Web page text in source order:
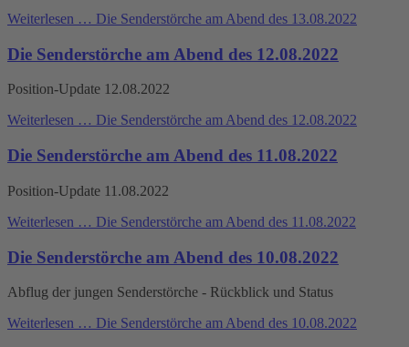
Weiterlesen … Die Senderstörche am Abend des 13.08.2022
Die Senderstörche am Abend des 12.08.2022
Position-Update 12.08.2022
Weiterlesen … Die Senderstörche am Abend des 12.08.2022
Die Senderstörche am Abend des 11.08.2022
Position-Update 11.08.2022
Weiterlesen … Die Senderstörche am Abend des 11.08.2022
Die Senderstörche am Abend des 10.08.2022
Abflug der jungen Senderstörche - Rückblick und Status
Weiterlesen … Die Senderstörche am Abend des 10.08.2022